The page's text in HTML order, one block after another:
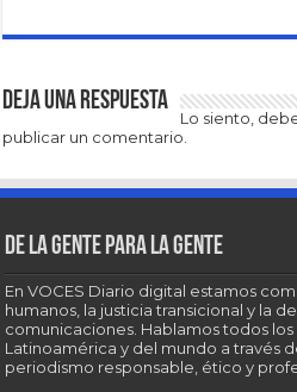
Deja una respuesta
Lo siento,
publicar un comentario.
De la gente para la gente
En VOCES Diario digital estamos
humanos, la justicia transicional y la
comunicaciones. Hablamos todos
Latinoamérica y del mundo a través
periodismo responsable, ético y